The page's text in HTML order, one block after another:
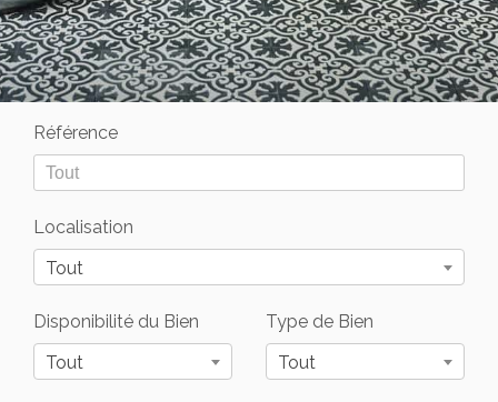
Référence
Localisation
Tout
Disponibilité du Bien
Tout
Type de Bien
Tout